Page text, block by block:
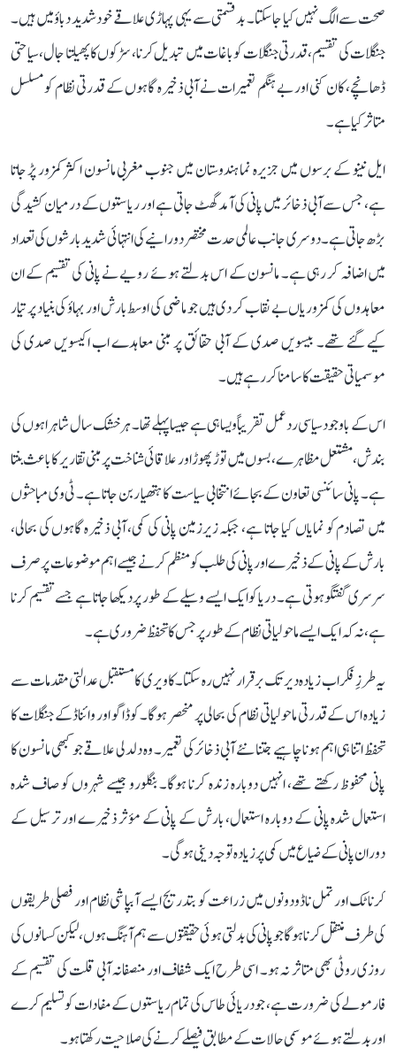
صحت سے الگ نہیں کیا جا سکتا۔ بدقسمتی سے یہی پہاڑی علاقے خود شدید دباؤ میں ہیں۔
جنگلات کی تقسیم، قدرتی جنگلات کو باغات میں تبدیل کرنا، سڑکوں کا پھیلتا جال، سیاحتی
ڈھانچے، کان کنی اور بے ہنگم تعمیرات نے آبی ذخیرہ گاہوں کے قدرتی نظام کو مسلسل
متاثر کیا ہے۔
ایل نینو کے برسوں میں جزیرہ نما ہندوستان میں جنوب مغربی مانسون اکثر کمزور پڑ جاتا
ہے، جس سے آبی ذخائر میں پانی کی آمد گھٹ جاتی ہے اور ریاستوں کے درمیان کشیدگی
بڑھ جاتی ہے۔ دوسری جانب عالمی حدت مختصر دورانیے کی انتہائی شدید بارشوں کی تعداد
میں اضافہ کر رہی ہے۔ مانسون کے اس بدلتے ہوئے رویے نے پانی کی تقسیم کے ان
معاہدوں کی کمزوریاں بے نقاب کر دی ہیں جو ماضی کی اوسط بارش اور بہاؤ کی بنیاد پر تیار
کیے گئے تھے۔ بیسویں صدی کے آبی حقائق پر مبنی معاہدے اب اکیسویں صدی کی
موسمیاتی حقیقت کا سامنا کر رہے ہیں۔
اس کے باوجود سیاسی ردعمل تقریباً ویسا ہی ہے جیسا پہلے تھا۔ ہر خشک سال شاہراہوں کی
بندش، مشتعل مظاہرے، بسوں میں توڑ پھوڑ اور علاقائی شناخت پر مبنی تقاریر کا باعث بنتا
ہے۔ پانی سائنسی تعاون کے بجائے انتخابی سیاست کا ہتھیار بن جاتا ہے۔ ٹی وی مباحثوں
میں تصادم کو نمایاں کیا جاتا ہے، جبکہ زیرزمین پانی کی کمی، آبی ذخیرہ گاہوں کی بحالی،
بارش کے پانی کے ذخیرے اور پانی کی طلب کو منظم کرنے جیسے اہم موضوعات پر صرف
سرسری گفتگو ہوتی ہے۔ دریا کو ایک ایسے وسیلے کے طور پر دیکھا جاتا ہے جسے تقسیم کرنا
ہے، نہ کہ ایک ایسے ماحولیاتی نظام کے طور پر جس کا تحفظ ضروری ہے۔
یہ طرزِ فکر اب زیادہ دیر تک برقرار نہیں رہ سکتا۔ کاویری کا مستقبل عدالتی مقدمات سے
زیادہ اس کے قدرتی ماحولیاتی نظام کی بحالی پر منحصر ہوگا۔ کوڈاگو اور وائناڈ کے جنگلات کا
تحفظ اتنا ہی اہم ہونا چاہیے جتنا نئے آبی ذخائر کی تعمیر۔ وہ دلدلی علاقے جو کبھی مانسون کا
پانی محفوظ رکھتے تھے، انہیں دوبارہ زندہ کرنا ہوگا۔ بنگلورو جیسے شہروں کو صاف شدہ
استعمال شدہ پانی کے دوبارہ استعمال، بارش کے پانی کے مؤثر ذخیرے اور ترسیل کے
دوران پانی کے ضیاع میں کمی پر زیادہ توجہ دینی ہوگی۔
کرناٹک اور تمل ناڈو دونوں میں زراعت کو بتدریج ایسے آبپاشی نظام اور فصلی طریقوں
کی طرف منتقل کرنا ہوگا جو پانی کی بدلتی ہوئی حقیقتوں سے ہم آہنگ ہوں، لیکن کسانوں کی
روزی روٹی بھی متاثر نہ ہو۔ اسی طرح ایک شفاف اور منصفانہ آبی قلت کی تقسیم کے
فارمولے کی ضرورت ہے، جو دریائی طاس کی تمام ریاستوں کے مفادات کو تسلیم کرے
اور بدلتے ہوئے موسمی حالات کے مطابق فیصلے کرنے کی صلاحیت رکھتا ہو۔